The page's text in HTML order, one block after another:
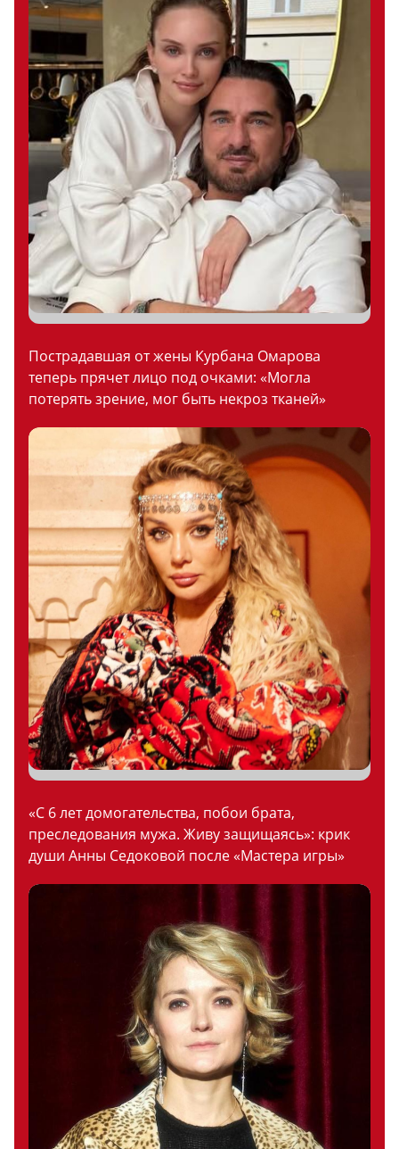
Пострадавшая от жены Курбана Омарова
теперь прячет лицо под очками: «Могла
потерять зрение, мог быть некроз тканей»
«С 6 лет домогательства, побои брата,
преследования мужа. Живу защищаясь»: крик
души Анны Седоковой после «Мастера игры»